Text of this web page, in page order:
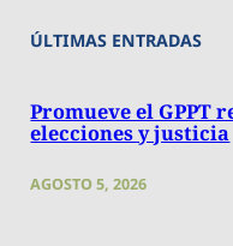
ÚLTIMAS ENTRADAS
Promueve el GPPT
elecciones y justicia
AGOSTO 5, 2026